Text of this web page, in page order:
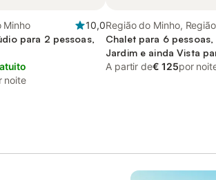
Minho
10,0
para 2 pessoas,
noite
Região do Minho,
Chalet para 6
Jardim e ainda Vista
A partir de€ 125por